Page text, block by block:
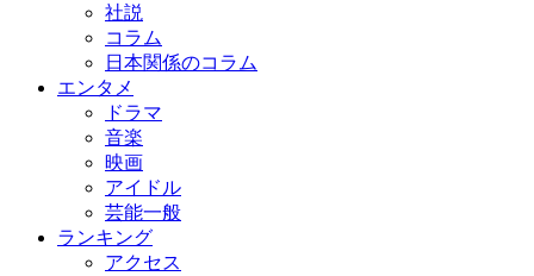
社説
コラム
日本関係のコラム
エンタメ
ドラマ
音楽
映画
アイドル
芸能一般
ランキング
アクセス